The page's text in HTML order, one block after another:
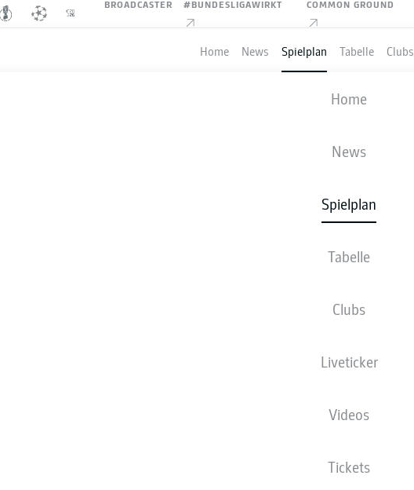
BROADCASTER #BUNDESLIGAWIRKT COMMON GROUND
Home News Spielplan Tabelle Clubs
Home
News
Spielplan
Tabelle
Clubs
Liveticker
Videos
Tickets
HEIDENHEIM
AUFSTELLUNGEN
XGOALS